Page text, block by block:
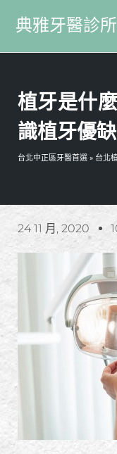
典雅牙醫診所
植牙是什
識植牙優
台北中正區牙醫首選 » 台北
24 11 月, 2020